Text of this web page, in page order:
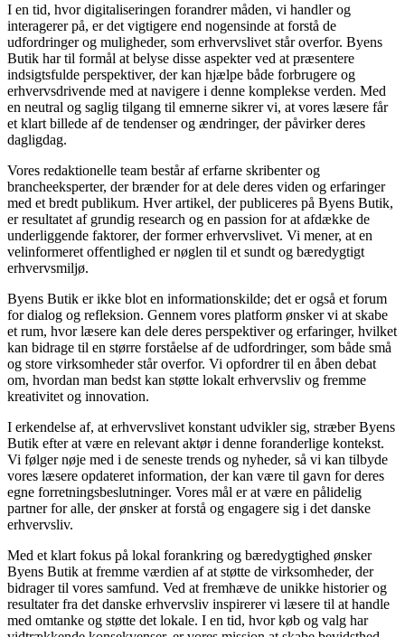
I en tid, hvor digitaliseringen forandrer måden, vi handler og
interagerer på, er det vigtigere end nogensinde at forstå de
udfordringer og muligheder, som erhvervslivet står overfor. Byens
Butik har til formål at belyse disse aspekter ved at præsentere
indsigtsfulde perspektiver, der kan hjælpe både forbrugere og
erhvervsdrivende med at navigere i denne komplekse verden. Med
en neutral og saglig tilgang til emnerne sikrer vi, at vores læsere får
et klart billede af de tendenser og ændringer, der påvirker deres
dagligdag.
Vores redaktionelle team består af erfarne skribenter og
brancheeksperter, der brænder for at dele deres viden og erfaringer
med et bredt publikum. Hver artikel, der publiceres på Byens Butik,
er resultatet af grundig research og en passion for at afdække de
underliggende faktorer, der former erhvervslivet. Vi mener, at en
velinformeret offentlighed er nøglen til et sundt og bæredygtigt
erhvervsmiljø.
Byens Butik er ikke blot en informationskilde; det er også et forum
for dialog og refleksion. Gennem vores platform ønsker vi at skabe
et rum, hvor læsere kan dele deres perspektiver og erfaringer, hvilket
kan bidrage til en større forståelse af de udfordringer, som både små
og store virksomheder står overfor. Vi opfordrer til en åben debat
om, hvordan man bedst kan støtte lokalt erhvervsliv og fremme
kreativitet og innovation.
I erkendelse af, at erhvervslivet konstant udvikler sig, stræber Byens
Butik efter at være en relevant aktør i denne foranderlige kontekst.
Vi følger nøje med i de seneste trends og nyheder, så vi kan tilbyde
vores læsere opdateret information, der kan være til gavn for deres
egne forretningsbeslutninger. Vores mål er at være en pålidelig
partner for alle, der ønsker at forstå og engagere sig i det danske
erhvervsliv.
Med et klart fokus på lokal forankring og bæredygtighed ønsker
Byens Butik at fremme værdien af at støtte de virksomheder, der
bidrager til vores samfund. Ved at fremhæve de unikke historier og
resultater fra det danske erhvervsliv inspirerer vi læsere til at handle
med omtanke og støtte det lokale. I en tid, hvor køb og valg har